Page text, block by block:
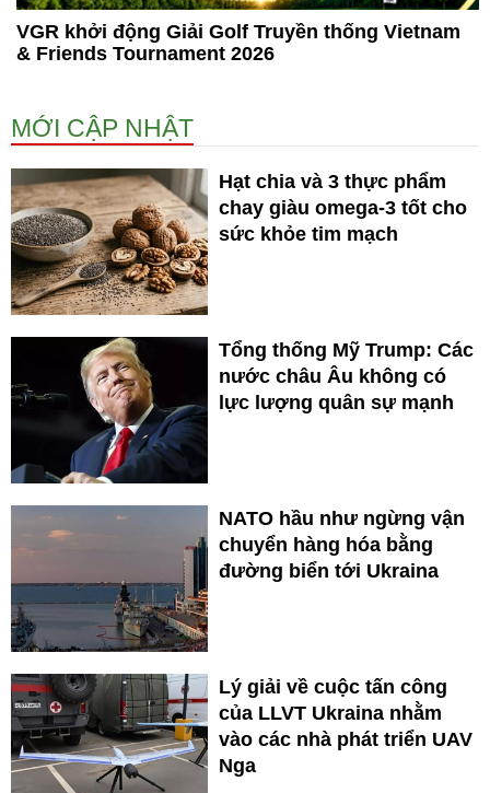
VGR khởi động Giải Golf Truyền thống Vietnam
& Friends Tournament 2026
MỚI CẬP NHẬT
Hạt chia và 3 thực phẩm
chay giàu omega-3 tốt cho
sức khỏe tim mạch
Tổng thống Mỹ Trump: Các
nước châu Âu không có
lực lượng quân sự mạnh
NATO hầu như ngừng vận
chuyển hàng hóa bằng
đường biển tới Ukraina
Lý giải về cuộc tấn công
của LLVT Ukraina nhằm
vào các nhà phát triển UAV
Nga